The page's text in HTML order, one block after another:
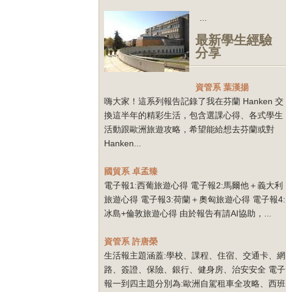
最新學生經驗
分享
資管系 葉漢揚
嗨大家！這系列報告記錄了我在芬蘭 Hanken 交
換這半年的精彩生活，包含選課心得、各式學生
活動跟歐洲旅遊攻略，希望能給想去芬蘭或對
Hanken...
國貿系 卓孟臻
電子報1:西葡旅遊心得 電子報2:馬爾他＋義大利
旅遊心得 電子報3:荷蘭＋奧匈旅遊心得 電子報4:
冰島+倫敦旅遊心得 由於報告有請AI協助，...
資管系 許唐榮
生活報主題涵蓋:學校、課程、住宿、交通卡、網
路、簽證、保險、銀行、健身房、治安安全 電子
報一到四主題分別為:歐洲自駕租車全攻略、西班